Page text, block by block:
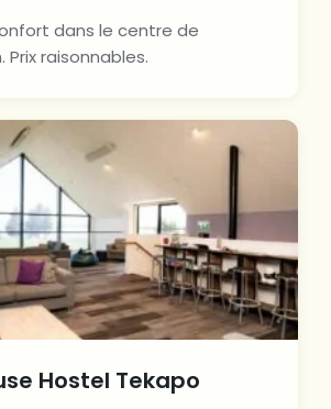
dans le centre de
Prix raisonnables.
Hostel Tekapo